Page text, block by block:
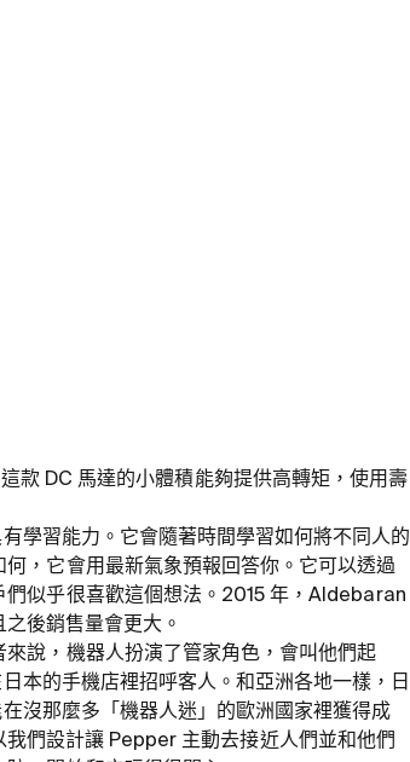
款 DC 馬達的小體積能夠提供高轉矩，使用壽
學習能力。它會隨著時間學習如何將不同人的
，它會用最新氣象預報回答你。它可以透過
們似乎很喜歡這個想法。2015 年，Aldebaran
後銷售量會更大。
說，機器人扮演了管家角色，會叫他們起
本的手機店裡招呼客人。和亞洲各地一樣，日
沒那麼多「機器人迷」的歐洲國家裡獲得成
們設計讓 Pepper 主動去接近人們並和他們